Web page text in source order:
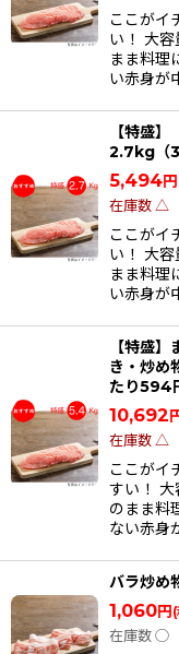
ここがイ
い！ 大
まま料理
い赤身が
【特盛
2.7kg（
5,494円
在庫数 △
ここがイ
い！ 大
まま料理
い赤身が
【特盛
き・炒
たり594
10,692
在庫数 △
ここがイ
すい！ 大
のまま料
ない赤身
バラ炒め
1,060円
在庫数 ◯